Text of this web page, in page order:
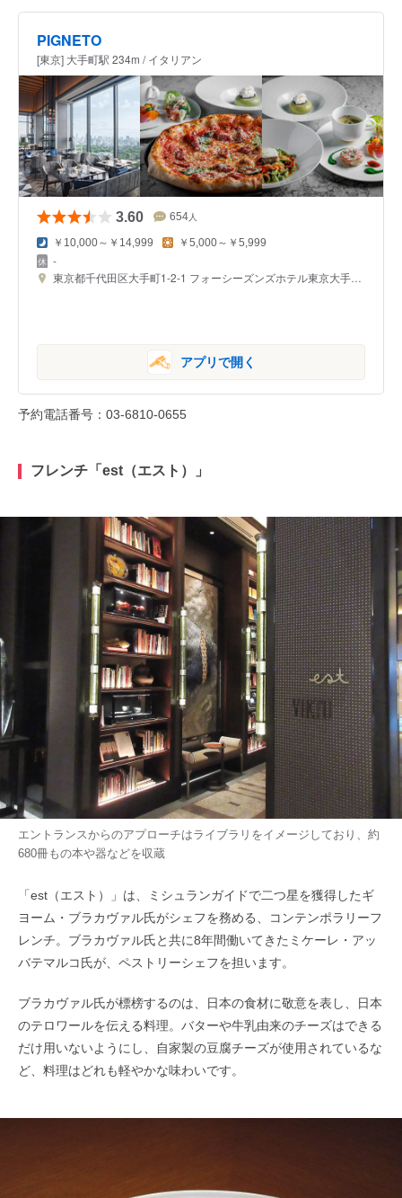
PIGNETO
[東京] 大手町駅 234m / イタリアン
3.60 654 人
￥10,000～￥14,999 ￥5,000～￥5,999
-
東京都千代田区大手町1-2-1 フォーシーズンズホテル東京大手町 39F
アプリで開く
予約電話番号：03-6810-0655
フレンチ「est（エスト）」
エントランスからのアプローチはライブラリをイメージしており、約
680冊もの本や器などを収蔵
「est（エスト）」は、ミシュランガイドで二つ星を獲得したギ
ヨーム・ブラカヴァル氏がシェフを務める、コンテンポラリーフ
レンチ。ブラカヴァル氏と共に8年間働いてきたミケーレ・アッ
バテマルコ氏が、ペストリーシェフを担います。
ブラカヴァル氏が標榜するのは、日本の食材に敬意を表し、日本
のテロワールを伝える料理。バターや牛乳由来のチーズはできる
だけ用いないようにし、自家製の豆腐チーズが使用されているな
ど、料理はどれも軽やかな味わいです。